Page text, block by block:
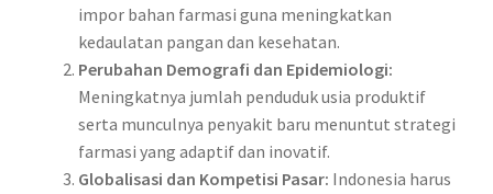
impor bahan farmasi guna meningkatkan
kedaulatan pangan dan kesehatan.
Perubahan Demografi dan Epidemiologi:
Meningkatnya jumlah penduduk usia produktif
serta munculnya penyakit baru menuntut strategi
farmasi yang adaptif dan inovatif.
Globalisasi dan Kompetisi Pasar: Indonesia harus